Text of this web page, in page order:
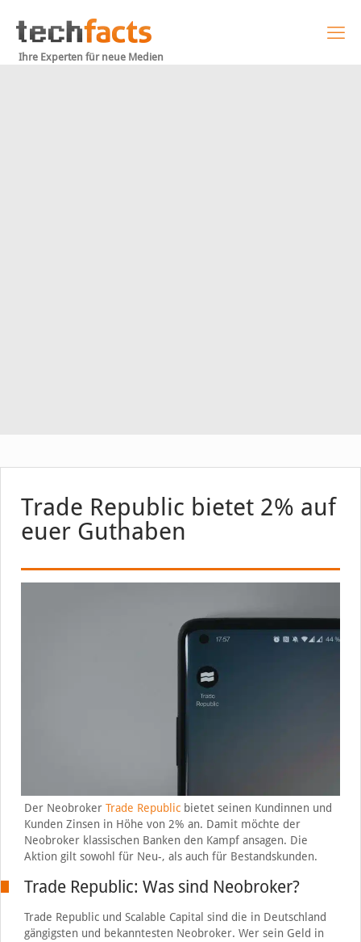
Ihre Experten für neue Medien
Trade Republic bietet 2% auf
euer Guthaben
Der Neobroker Trade Republicbietet seinen Kundinnen und
Kunden Zinsen in Höhe von 2% an. Damit möchte der
Neobroker klassischen Banken den Kampf ansagen. Die
Aktion gilt sowohl für Neu-, als auch für Bestandskunden.
Trade Republic: Was sind Neobroker?
Trade Republic und Scalable Capital sind die in Deutschland
gängigsten und bekanntesten Neobroker. Wer sein Geld in